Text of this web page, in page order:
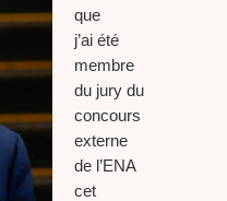
que
j’ai été
membre
du jury du
concours
externe
de l’ENA
cet